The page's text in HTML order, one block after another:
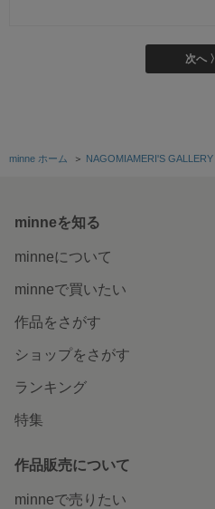
次へ 〉
minne ホーム ＞ NAGOMIAMERI'S GALLERY
minneを知る
minneについて
minneで買いたい
作品をさがす
ショップをさがす
ランキング
特集
作品販売について
minneで売りたい